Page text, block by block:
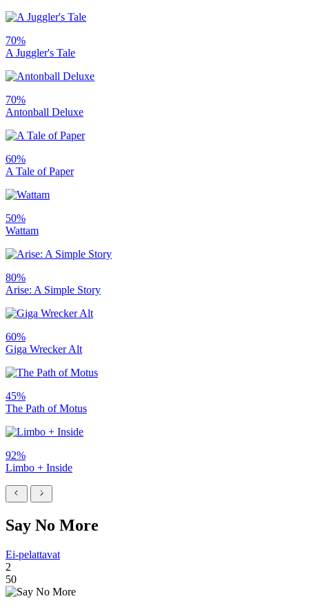
70%
A Juggler's Tale
70%
Antonball Deluxe
60%
A Tale of Paper
50%
Wattam
80%
Arise: A Simple Story
60%
Giga Wrecker Alt
45%
The Path of Motus
92%
Limbo + Inside
Say No More
Ei-pelattavat
2
50